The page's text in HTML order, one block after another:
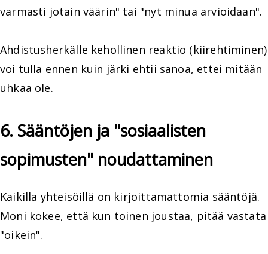
varmasti jotain väärin" tai "nyt minua arvioidaan".
Ahdistusherkälle kehollinen reaktio (kiirehtiminen)
voi tulla ennen kuin järki ehtii sanoa, ettei mitään
uhkaa ole.
6. Sääntöjen ja "sosiaalisten
sopimusten" noudattaminen
Kaikilla yhteisöillä on kirjoittamattomia sääntöjä.
Moni kokee, että kun toinen joustaa, pitää vastata
"oikein".